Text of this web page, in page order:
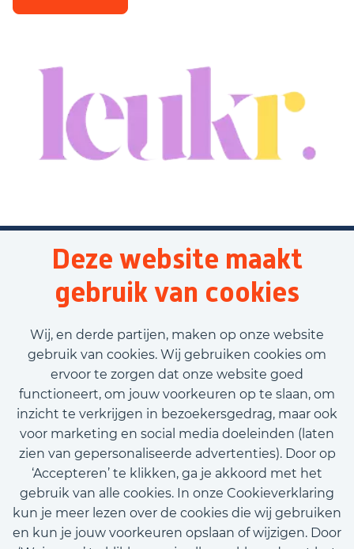
Deze website maakt
gebruik van cookies
Wij, en derde partijen, maken op onze website
gebruik van cookies. Wij gebruiken cookies om
ervoor te zorgen dat onze website goed
functioneert, om jouw voorkeuren op te slaan, om
inzicht te verkrijgen in bezoekersgedrag, maar ook
voor marketing en social media doeleinden (laten
zien van gepersonaliseerde advertenties). Door op
‘Accepteren’ te klikken, ga je akkoord met het
gebruik van alle cookies. In onze Cookieverklaring
kun je meer lezen over de cookies die wij gebruiken
en kun je jouw voorkeuren opslaan of wijzigen. Door